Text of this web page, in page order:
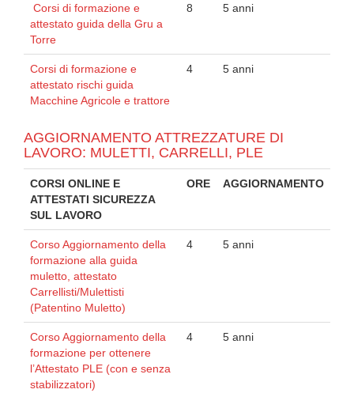
Corsi di formazione e
attestato guida della Gru a
Torre
8 5 anni
Corsi di formazione e
attestato rischi guida
Macchine Agricole e trattore
4 5 anni
AGGIORNAMENTO ATTREZZATURE DI
LAVORO: MULETTI, CARRELLI, PLE
CORSI ONLINE E
ATTESTATI SICUREZZA
SUL LAVORO
ORE AGGIORNAMENTO
Corso Aggiornamento della
formazione alla guida
muletto, attestato
Carrellisti/Mulettisti
(Patentino Muletto)
4 5 anni
Corso Aggiornamento della
formazione per ottenere
l’Attestato PLE (con e senza
stabilizzatori)
4 5 anni